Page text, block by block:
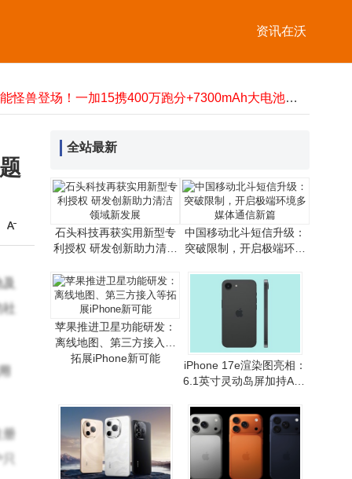
资讯在沃
石头科技再获实用新型专利授权 研发创新助力清洁领域新发展
中国电信AI赋能6G发展：创新技术引领通信变革，拓展产业融合新路径
Marantz与B&W组合：以多元功能承载家庭温情，让音乐共鸣融入日常
Valve推出Steam Frame新VR头显 正式宣告上一代Index头显停产
全站最新
石头科技再获实用新型专
利授权 研发创新助力清洁
中国移动北斗短信升级：
突破限制，开启极端环境
苹果推进卫星功能研发：
离线地图、第三方接入等
拓展iPhone新可能
iPhone 17e渲染图亮相：
6.1英寸灵动岛屏加持A19